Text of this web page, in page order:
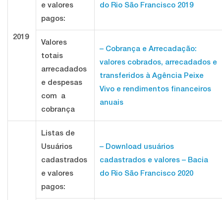
2019
e valores
pagos:
do Rio São Francisco 2019
Valores
totais
arrecadados
e despesas
com a
cobrança
– Cobrança e Arrecadação:
valores cobrados, arrecadados e
transferidos à Agência Peixe
Vivo e rendimentos financeiros
anuais
Listas de
Usuários
cadastrados
e valores
pagos:
– Download usuários
cadastrados e valores – Bacia
do Rio São Francisco 2020